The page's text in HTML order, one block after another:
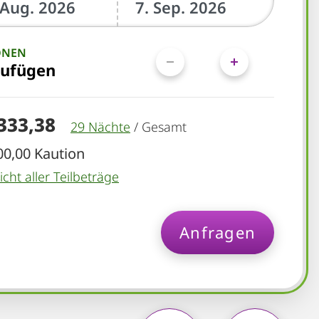
29 Nächte / Gesamt
Kaution
aller Teilbeträge
Anfragen